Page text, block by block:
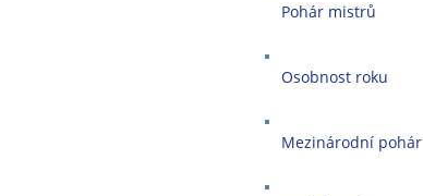
Pohár mistrů
Osobnost roku
Mezinárodní pohár